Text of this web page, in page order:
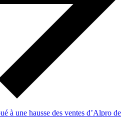
à une hausse des ventes d’Alpro de